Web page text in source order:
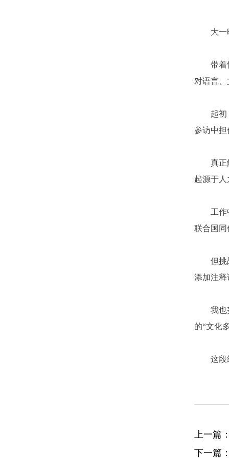
大
带着
对语言
起
参访中担
真正
起源于
工
联合国同
但挑
添加注释
我也
的“文化
这段
上一篇
下一篇